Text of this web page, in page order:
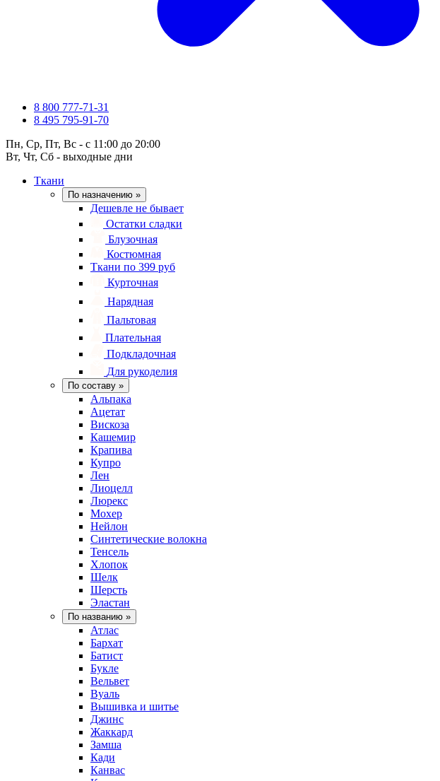
8 800 777-71-31
8 495 795-91-70
Пн, Ср, Пт, Вс - с 11:00 до 20:00
Вт, Чт, Сб - выходные дни
Ткани
По назначению »
Дешевле не бывает
Остатки сладки
Блузочная
Костюмная
Ткани по 399 руб
Курточная
Нарядная
Пальтовая
Плательная
Подкладочная
Для рукоделия
По составу »
Альпака
Ацетат
Вискоза
Кашемир
Крапива
Купро
Лен
Лиоцелл
Люрекс
Мохер
Нейлон
Синтетические волокна
Тенсель
Хлопок
Шелк
Шерсть
Эластан
По названию »
Атлас
Бархат
Батист
Букле
Вельвет
Вуаль
Вышивка и шитье
Джинс
Жаккард
Замша
Кади
Канвас